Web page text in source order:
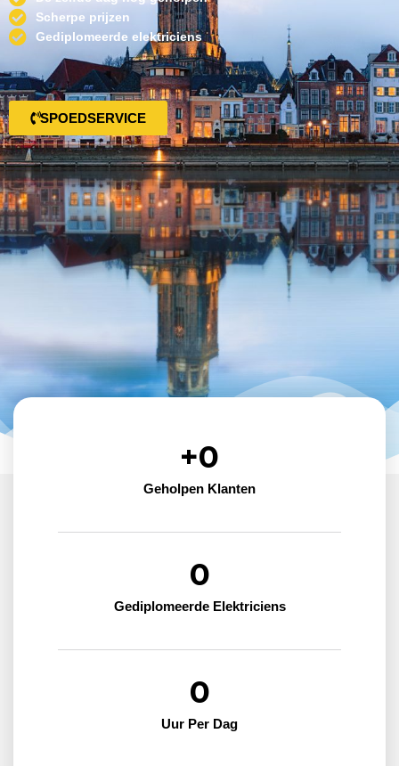
Scherpe prijzen
Gediplomeerde elektriciens
SPOEDSERVICE
Geholpen Klanten
+0
Gediplomeerde Elektriciens
0
Uur Per Dag
0